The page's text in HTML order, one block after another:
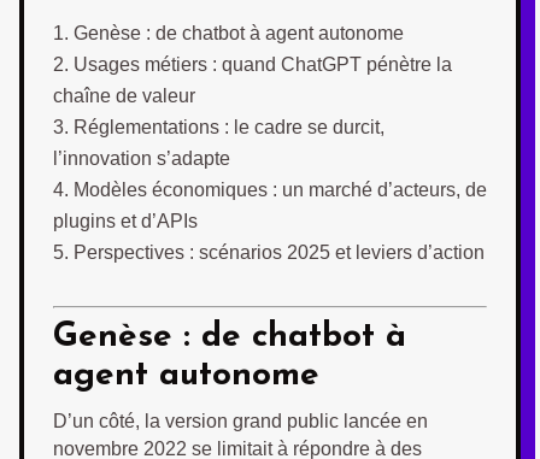
Genèse : de chatbot à agent autonome
Usages métiers : quand ChatGPT pénètre la
chaîne de valeur
Réglementations : le cadre se durcit,
l’innovation s’adapte
Modèles économiques : un marché d’acteurs, de
plugins et d’APIs
Perspectives : scénarios 2025 et leviers d’action
Genèse : de chatbot à
agent autonome
D’un côté, la version grand public lancée en
novembre 2022 se limitait à répondre à des